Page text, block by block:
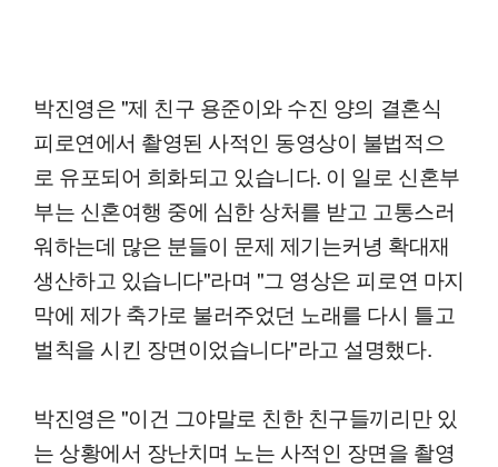
박진영은 "제 친구 용준이와 수진 양의 결혼식
피로연에서 촬영된 사적인 동영상이 불법적으
로 유포되어 희화되고 있습니다. 이 일로 신혼부
부는 신혼여행 중에 심한 상처를 받고 고통스러
워하는데 많은 분들이 문제 제기는커녕 확대재
생산하고 있습니다"라며 "그 영상은 피로연 마지
막에 제가 축가로 불러주었던 노래를 다시 틀고
벌칙을 시킨 장면이었습니다"라고 설명했다.
박진영은 "이건 그야말로 친한 친구들끼리만 있
는 상황에서 장난치며 노는 사적인 장면을 촬영